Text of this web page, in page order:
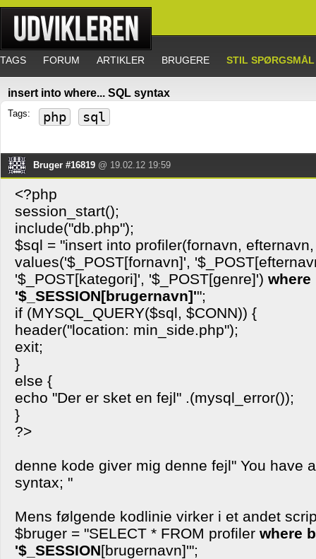
TAGS FORUM ARTIKLER BRUGERE STIL SPØRGSMÅL
insert into where... SQL syntax
Tags: php sql
Bruger #16819 @ 19.02.12 19:59
<?php
session_start();
include("db.php");
$sql = "insert into profiler(fornavn,
values('$_POST[fornavn]',
'$_POST[kategori]', '$_POST[genre]') where
'$_SESSION[brugernavn]'";
if (MYSQL_QUERY($sql, $CONN)) {
header("location: min_side.php");
exit;
}
else {
echo "Der er sket en fejl" .(mysql_error());
}
?>
denne kode giver mig denne fejl" You have
syntax; "
Mens følgende kodlinie virker i et andet
$bruger = "SELECT * FROM profiler where
'$_SESSION[brugernavn]'";